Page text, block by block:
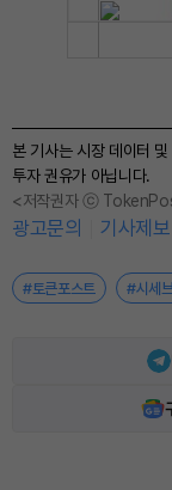
본 기사는 시장 데이터
투자 권유가 아닙니다.
<저작권자 ⓒ
광고문의 기사제보
#토큰포스트 #시세